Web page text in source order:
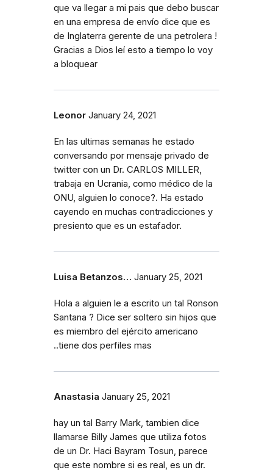
que va llegar a mi pais que debo buscar
en una empresa de envío dice que es
de Inglaterra gerente de una petrolera !
Gracias a Dios leí esto a tiempo lo voy
a bloquear
Leonor January 24, 2021
En las ultimas semanas he estado
conversando por mensaje privado de
twitter con un Dr. CARLOS MILLER,
trabaja en Ucrania, como médico de la
ONU, alguien lo conoce?. Ha estado
cayendo en muchas contradicciones y
presiento que es un estafador.
Luisa Betanzos… January 25, 2021
Hola a alguien le a escrito un tal Ronson
Santana ? Dice ser soltero sin hijos que
es miembro del ejército americano
..tiene dos perfiles mas
Anastasia January 25, 2021
hay un tal Barry Mark, tambien dice
llamarse Billy James que utiliza fotos
de un Dr. Haci Bayram Tosun, parece
que este nombre si es real, es un dr.